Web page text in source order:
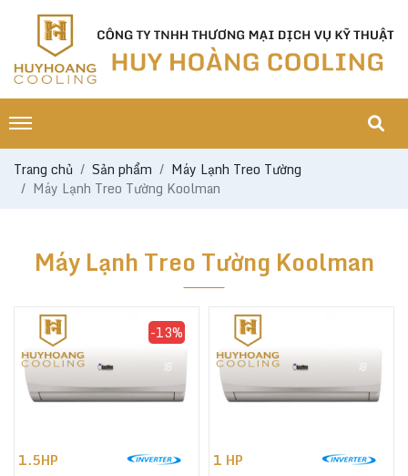
Trang chủ Sản phẩm
Máy Lạnh Treo Tường
Máy Lạnh Treo Tường Koolman
Máy Lạnh Treo Tường Koolman
1.5HP
-13%
1 HP